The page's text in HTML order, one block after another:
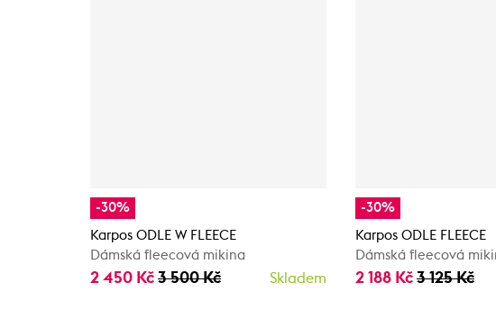
-30%
Karpos ODLE W FLEECE
Dámská fleecová mikina
2 450 Kč 3 500 Kč Skladem
-30%
Karpos ODLE FLEECE
Dámská fleecová
2 188 Kč 3 125 Kč